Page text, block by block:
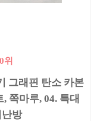
위
그래핀 탄소 카본
쪽마루, 04. 특대
난방